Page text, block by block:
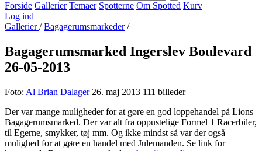
Forside Gallerier Temaer Spotterne Om Spotted Kurv
Log ind
Gallerier/ Bagagerumsmarkeder /
Bagagerumsmarked Ingerslev Boulevard
26-05-2013
Foto: Al Brian Dalager 26. maj 2013 111 billeder
Der var mange muligheder for at gøre en god loppehandel på Lions
Bagagerumsmarked. Der var alt fra oppustelige Formel 1 Racerbiler,
til Egerne, smykker, tøj mm. Og ikke mindst så var der også
mulighed for at gøre en handel med Julemanden. Se link for